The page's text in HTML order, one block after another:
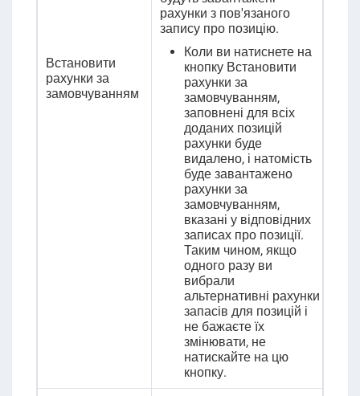
Встановити
рахунки за
замовчуванням
рахунки з пов'язаного
запису про позицію.
Коли ви натиснете на
кнопку Встановити
рахунки за
замовчуванням,
заповнені для всіх
доданих позицій
рахунки буде
видалено, і натомість
буде завантажено
рахунки за
замовчуванням,
вказані у відповідних
записах про позиції.
Таким чином, якщо
одного разу ви
вибрали
альтернативні рахунки
запасів для позицій і
не бажаєте їх
змінювати, не
натискайте на цю
кнопку.